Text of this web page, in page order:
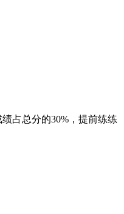
占总分的30%，提前练练